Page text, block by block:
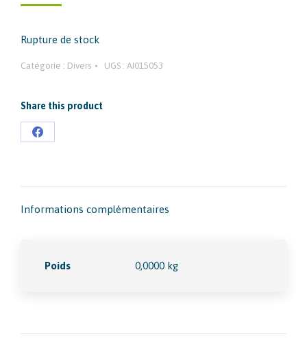
Rupture de stock
Catégorie : Divers UGS : AI015053
Share this product
Partager
Informations complémentaires
Poids 0,0000 kg